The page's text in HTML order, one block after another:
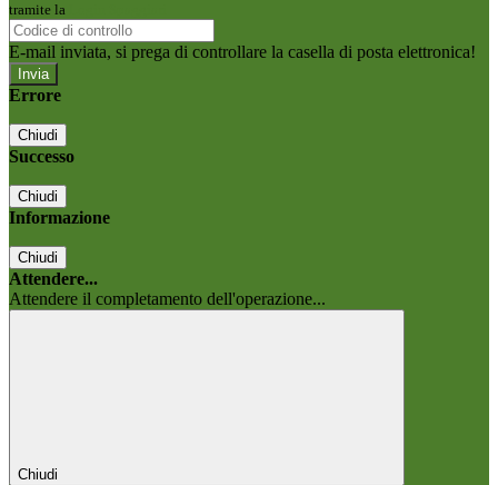
tramite la
E-mail inviata, si prega di controllare la casella di posta elettronica!
Errore
Chiudi
Successo
Chiudi
Informazione
Chiudi
Attendere...
Attendere il completamento dell'operazione...
Chiudi